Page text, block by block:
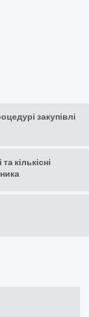
закупівлі
кількісні